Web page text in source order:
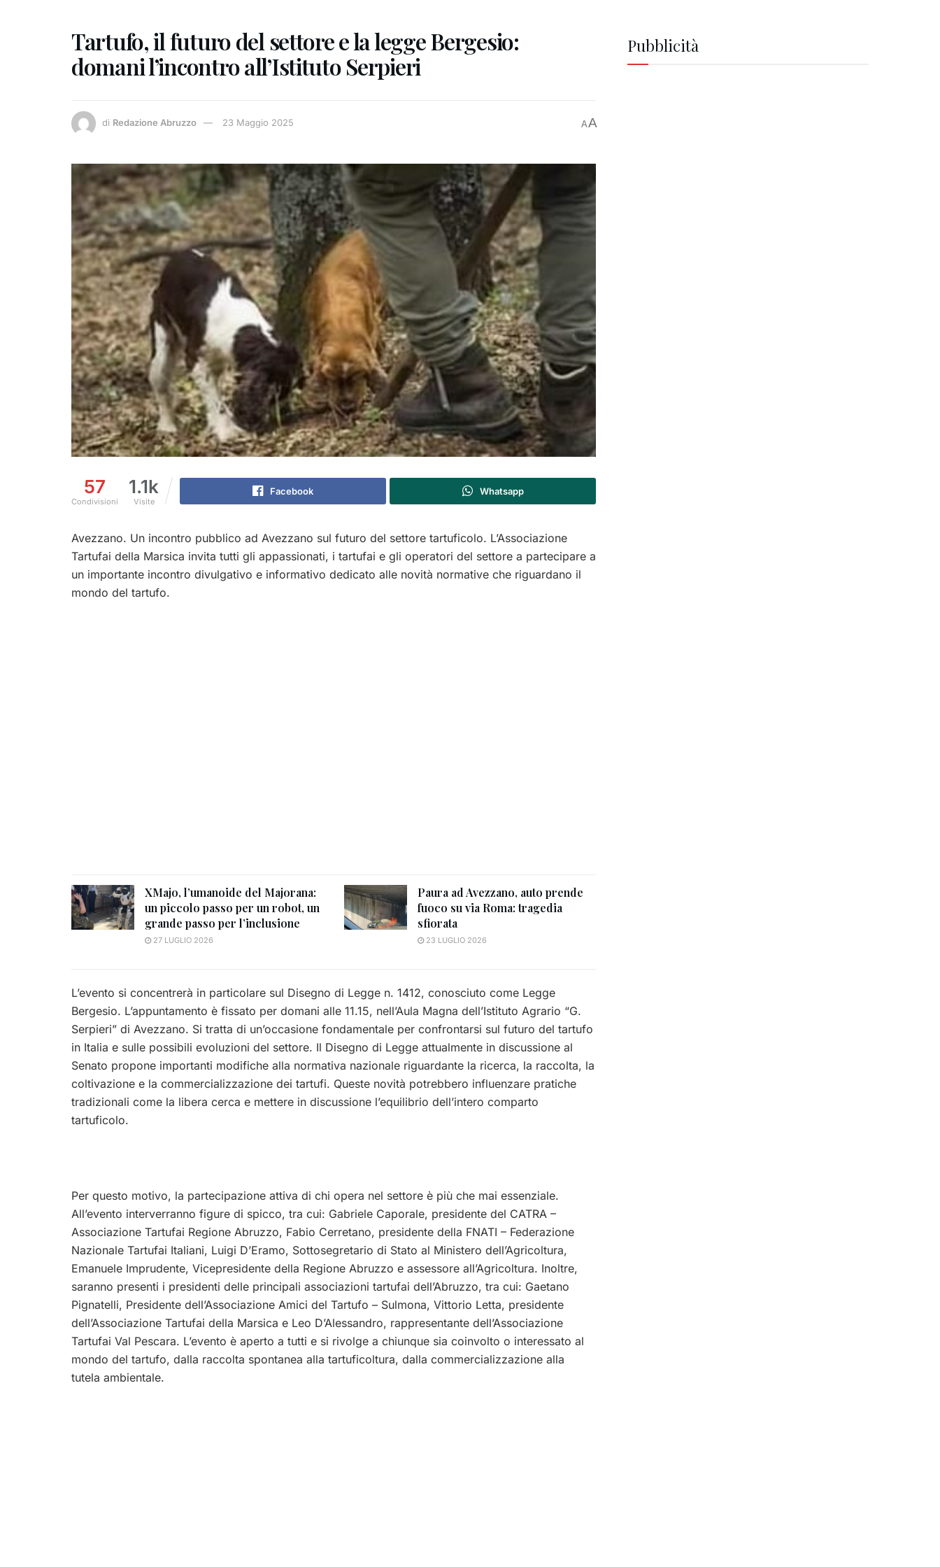
Tartufo, il futuro del settore e la legge Bergesio:
domani l’incontro all’Istituto Serpieri
di Redazione Abruzzo 23 Maggio 2025 AA
57
Condivisioni
1.1k
Visite
Facebook Whatsapp
Avezzano. Un incontro pubblico ad Avezzano sul futuro del settore tartuficolo. L’Associazione
Tartufai della Marsica invita tutti gli appassionati, i tartufai e gli operatori del settore a partecipare a
un importante incontro divulgativo e informativo dedicato alle novità normative che riguardano il
mondo del tartufo.
XMajo, l’umanoide del Majorana:
un piccolo passo per un robot, un
grande passo per l’inclusione
27 LUGLIO 2026
Paura ad Avezzano, auto prende
fuoco su via Roma: tragedia
sfiorata
23 LUGLIO 2026
L’evento si concentrerà in particolare sul Disegno di Legge n. 1412, conosciuto come Legge
Bergesio. L’appuntamento è fissato per domani alle 11.15, nell’Aula Magna dell’Istituto Agrario “G.
Serpieri” di Avezzano. Si tratta di un’occasione fondamentale per confrontarsi sul futuro del tartufo
in Italia e sulle possibili evoluzioni del settore. Il Disegno di Legge attualmente in discussione al
Senato propone importanti modifiche alla normativa nazionale riguardante la ricerca, la raccolta, la
coltivazione e la commercializzazione dei tartufi. Queste novità potrebbero influenzare pratiche
tradizionali come la libera cerca e mettere in discussione l’equilibrio dell’intero comparto
tartuficolo.
Per questo motivo, la partecipazione attiva di chi opera nel settore è più che mai essenziale.
All’evento interverranno figure di spicco, tra cui: Gabriele Caporale, presidente del CATRA –
Associazione Tartufai Regione Abruzzo, Fabio Cerretano, presidente della FNATI – Federazione
Nazionale Tartufai Italiani, Luigi D’Eramo, Sottosegretario di Stato al Ministero dell’Agricoltura,
Emanuele Imprudente, Vicepresidente della Regione Abruzzo e assessore all’Agricoltura. Inoltre,
saranno presenti i presidenti delle principali associazioni tartufai dell’Abruzzo, tra cui: Gaetano
Pignatelli, Presidente dell’Associazione Amici del Tartufo – Sulmona, Vittorio Letta, presidente
dell’Associazione Tartufai della Marsica e Leo D’Alessandro, rappresentante dell’Associazione
Tartufai Val Pescara. L’evento è aperto a tutti e si rivolge a chiunque sia coinvolto o interessato al
mondo del tartufo, dalla raccolta spontanea alla tartuficoltura, dalla commercializzazione alla
tutela ambientale.
Pubblicità